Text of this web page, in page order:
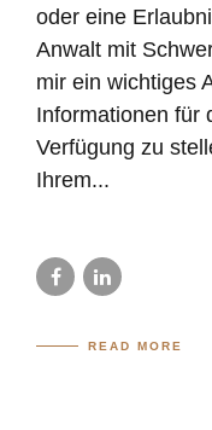
oder eine
Anwalt mit
mir ein wichtiges
Informationen für
Verfügung zu
Ihrem...
READ MORE